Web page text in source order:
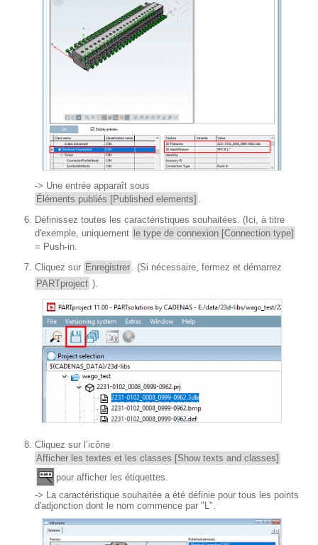
-> Une entrée apparaît sous
Éléments publiés [Published elements] .
Définissez toutes les caractéristiques souhaitées. (Ici, à titre
d'exemple, uniquement le type de connexion [Connection type]
= Push-in.
Cliquez sur Enregistrer . (Si nécessaire, fermez et démarrez
PARTproject ).
Cliquez sur l’icône
Afficher les textes et les classes [Show texts and classes]
pour afficher les étiquettes.
-> La caractéristique souhaitée a été définie pour tous les points
d'adjonction dont le nom commence par "L".